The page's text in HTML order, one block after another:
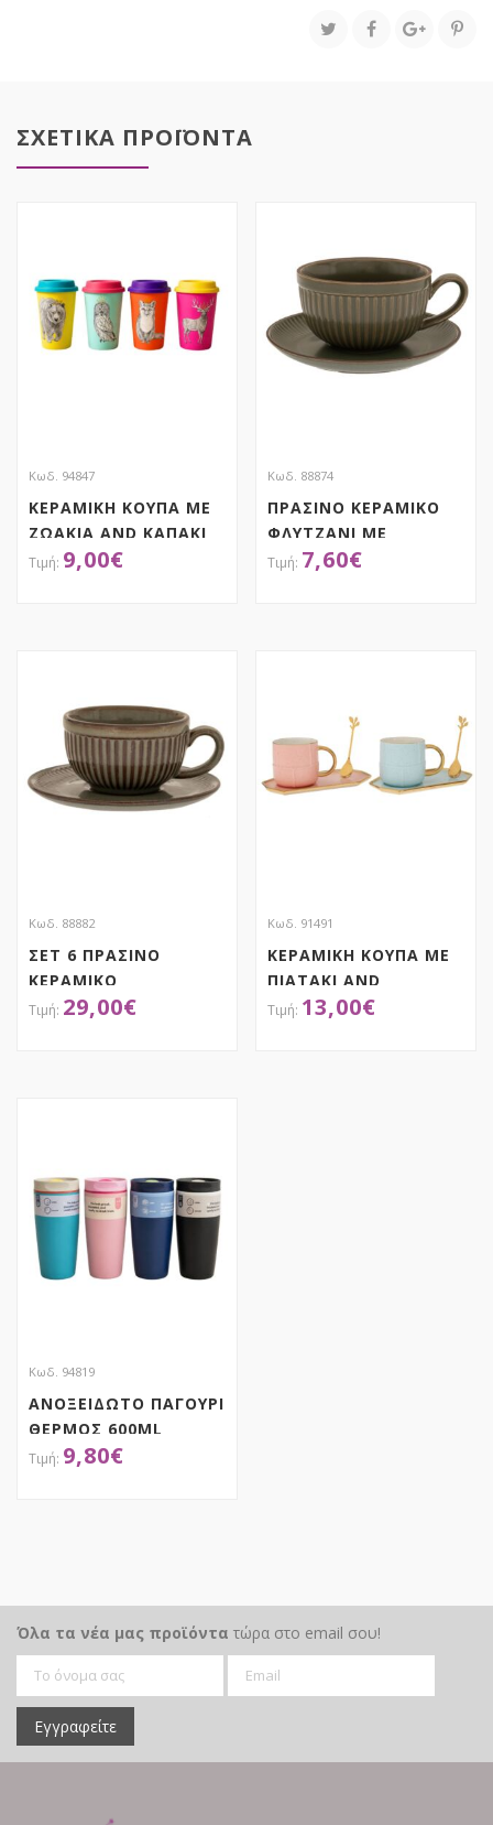
ΠΙΑΤΑΚΙ
ποσότητα
ΣΧΕΤΙΚΑ ΠΡΟΪΟΝΤΑ
Κωδ. 94847
ΚΕΡΑΜΙΚΗ ΚΟΥΠΑ ΜΕ
ΖΩΑΚΙΑ AND ΚΑΠΑΚΙ
Φ10Χ14ΕΚ 400ML, 4
9,00€
Κωδ. 88874
ΠΡΑΣΙΝΟ ΚΕΡΑΜΙΚΟ
ΦΛΥΤΖΑΝΙ ΜΕ
ΑΝΑΓΛΥΦΕΣ ΡΙΓΕΣ ΚΑΙ
7,60€
Κωδ. 88882
ΣΕΤ 6 ΠΡΑΣΙΝΟ
ΚΕΡΑΜΙΚΟ
ΦΛΥΤΖΑΝΑΚΙ TOY
29,00€
Κωδ. 91491
ΚΕΡΑΜΙΚΗ ΚΟΥΠΑ ΜΕ
ΠΙΑΤΑΚΙ AND
ΚΟΥΤΑΛΑΚΙ 2
13,00€
Κωδ. 94819
ΑΝΟΞΕΙΔΩΤΟ ΠΑΓΟΥΡΙ
ΘΕΡΜΟΣ 600ML
8Χ20ΕΚ, 4 ΧΡΩΜΑΤΑ
9,80€
Όλα τα νέα μας προϊόντα τώρα στο email σου!
Εγγραφείτε